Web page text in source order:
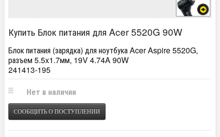
Купить Блок питания для Acer 5520G 90W
Блок питания (зарядка) для ноутбука Acer Aspire 5520G,
разъем 5.5x1.7мм, 19V 4.74A 90W
241413-195
Нет в наличии
СООБЩИТЬ О ПОСТУПЛЕНИИ